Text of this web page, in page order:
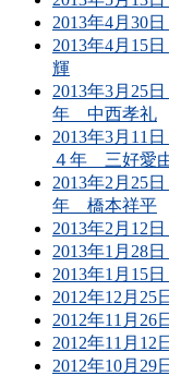
2013年4月30
2013年4月15
輝
2013年3月25
年 中西孝礼
2013年3月11
４年 三好愛
2013年2月25
年 橋本祥平
2013年2月12
2013年1月28
2013年1月15
2012年12月25
2012年11月26
2012年11月12
2012年10月29